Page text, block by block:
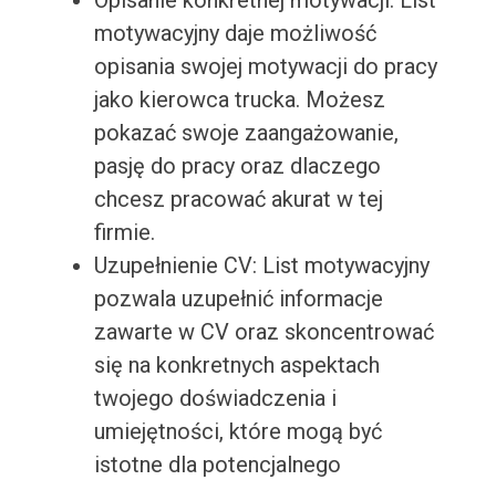
motywacyjny daje możliwość
opisania swojej motywacji do pracy
jako kierowca trucka. Możesz
pokazać swoje zaangażowanie,
pasję do pracy oraz dlaczego
chcesz pracować akurat w tej
firmie.
Uzupełnienie CV: List motywacyjny
pozwala uzupełnić informacje
zawarte w CV oraz skoncentrować
się na konkretnych aspektach
twojego doświadczenia i
umiejętności, które mogą być
istotne dla potencjalnego